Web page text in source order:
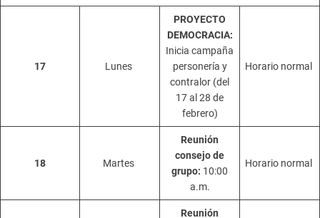
17 Lunes
PROYECTO
DEMOCRACIA:
Inicia campaña
personería y
contralor (del
17 al 28 de
febrero)
Horario normal
18 Martes
Reunión
consejo de
grupo: 10:00
a.m.
Horario normal
Reunión